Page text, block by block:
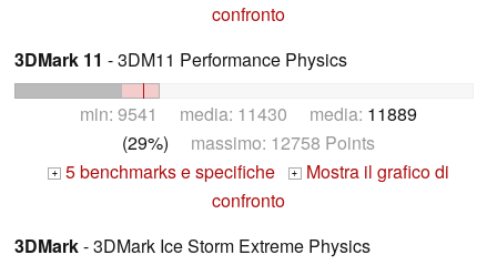
confronto
3DMark 11 - 3DM11 Performance Physics
min: 9541 media: 11430 media: 11889
(29%) massimo: 12758 Points
+ 5 benchmarks e specifiche + Mostra il grafico di
confronto
3DMark- 3DMark Ice Storm Extreme Physics